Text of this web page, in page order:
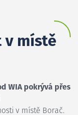
v místě
WIA pokrývá přes
v místě Borač.